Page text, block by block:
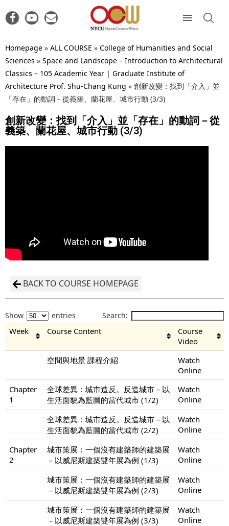
Homepage » ALL COURSE » College of Humanities and Social
Sciences » Space and Landscope – Introduction to Architectural
Classics – 105 Academic Year | Graduate Institute of
Architecture Prof. Shu-Chang Kung » 創新改變：找到「介入」並
「存在」的動詞－從義築、蘭花屋、城市行動 (3/3)
創新改變：找到「介入」並「存在」的動詞－從
義築、蘭花屋、城市行動 (3/3)
BACK TO COURSE HOMEPAGE
Show entries Search:
Week Course Content
Course
Video
空間與地景 課程介紹
Watch
Online
Chapter
1
全球差異：城市造反。反造城市－以
生活面貌為藍圖的當代城市 (1/2)
Watch
Online
全球差異：城市造反。反造城市－以
生活面貌為藍圖的當代城市 (2/2)
Watch
Online
Chapter
2
城市策展：一個沒有建築師的建築展
－以威尼斯建築雙年展為例 (1/3)
Watch
Online
城市策展：一個沒有建築師的建築展
－以威尼斯建築雙年展為例 (2/3)
Watch
Online
城市策展：一個沒有建築師的建築展
－以威尼斯建築雙年展為例 (3/3)
Watch
Online